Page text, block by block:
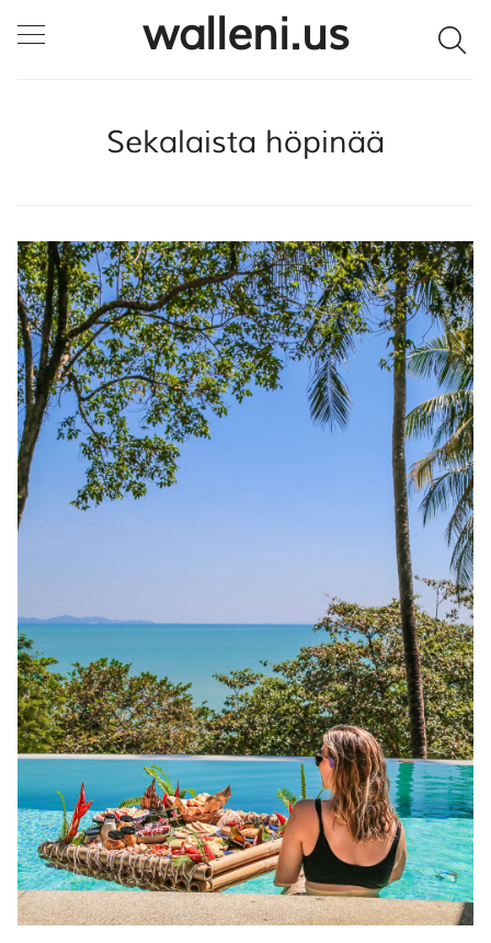
walleni.us
Sekalaista höpinää